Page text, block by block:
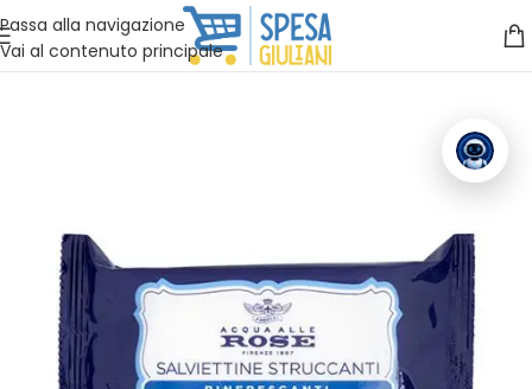
Passa alla navigazione
Vai al contenuto principale
Vuoi assistenza?Clicca qui e ti richiamiamo noi